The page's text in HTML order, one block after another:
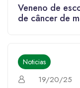
Veneno de
de câncer de
Noticias
19/20/25